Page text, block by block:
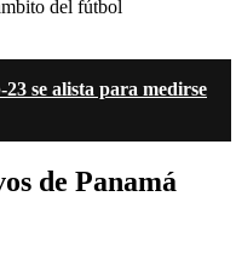
del fútbol
23 se alista para medirse
de Panamá